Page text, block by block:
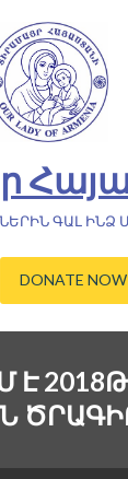
ԳԱԼ ԻՆՁ
DONATE NOW